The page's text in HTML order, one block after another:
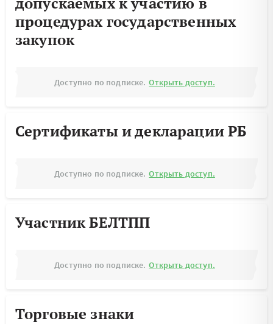
процедурах государственных
закупок
Доступно по подписке. Открыть доступ.
Сертификаты и декларации РБ
Доступно по подписке. Открыть доступ.
Участник БЕЛТПП
Доступно по подписке. Открыть доступ.
Торговые знаки